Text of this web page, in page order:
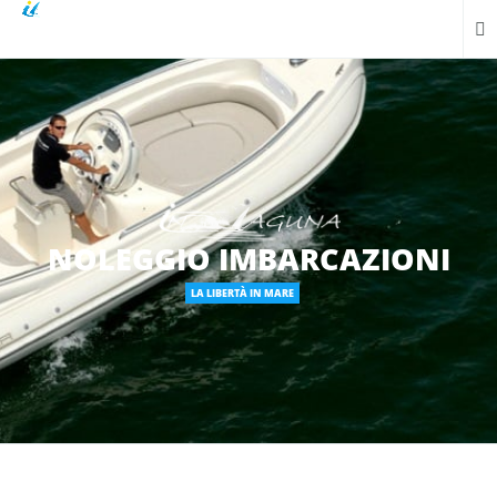
NOLEGGIO IMBARCAZIONI
LA LIBERTÀ IN MARE